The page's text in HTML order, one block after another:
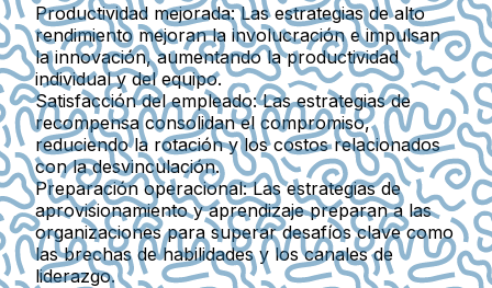
Productividad mejorada:Las estrategias de alto
rendimiento mejoran la involucración e impulsan
la innovación, aumentando la productividad
individual y del equipo.
Satisfacción del empleado:Las estrategias de
recompensa consolidan el compromiso,
reduciendo la rotación y los costos relacionados
con la desvinculación.
Preparación operacional:Las estrategias de
aprovisionamiento y aprendizaje preparan a las
organizaciones para superar desafíos clave como
las brechas de habilidades y los canales de
liderazgo.